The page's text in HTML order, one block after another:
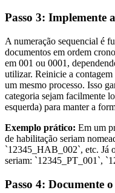
Passo 3: Implemente
A numeração sequencial é
documentos em ordem
em 001 ou 0001,
utilizar. Reinicie a
um mesmo processo. Isso
categoria sejam facilmente
esquerda) para manter a
Exemplo prático: Em um
de habilitação seriam
`12345_HAB_002`, etc. Já
seriam: `12345_PT_001`,
Passo 4: Documente